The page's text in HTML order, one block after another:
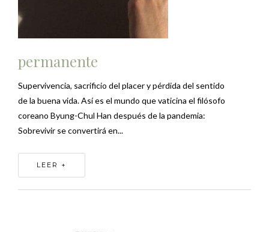
permanente
Supervivencia, sacrificio del placer y pérdida del sentido
de la buena vida. Así es el mundo que vaticina el filósofo
coreano Byung-Chul Han después de la pandemia:
Sobrevivir se convertirá en...
LEER +